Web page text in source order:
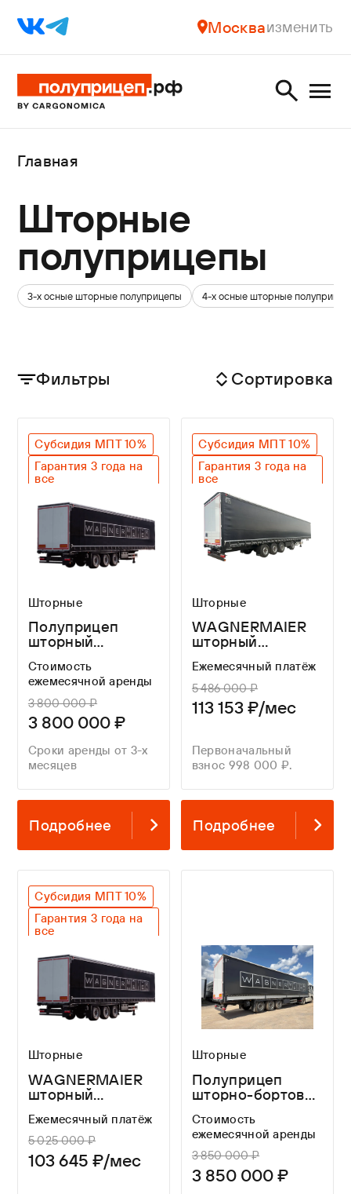
Москваизменить
Главная
Шторные
полуприцепы
3-х осные шторные полуприцепы 4-х осные шторные
Фильтры Сортировка
Субсидия МПТ 10%
Гарантия 3 года на
все
Оригинальный SAF
Легкий вес
Лучшие габариты
Шторные
Полуприцеп
шторный
CRS3 FOR A
LONG TIME
Стоимость
ежемесячной аренды
3 800 000 ₽
3 800 000 ₽
Сроки аренды от 3-х
месяцев
Подробнее
Субсидия МПТ 10%
Гарантия 3 года на
все
Оригинальный SAF
Легкий вес
Лучшие габариты
Шторные
WAGNERMAIER
шторный
16,3 метров
Ежемесячный платёж
5 486 000 ₽
113 153 ₽/мес
Первоначальный
взнос 998 000 ₽.
Подробнее
Субсидия МПТ 10%
Гарантия 3 года на
все
Оригинальный SAF
Легкий вес
Шторные
WAGNERMAIER
шторный
CRS4 16,3 метра
Ежемесячный платёж
5 025 000 ₽
103 645 ₽/мес
Шторные
Полуприцеп
шторно-бортовой
CRS3 FOR A
LONG TIME
Стоимость
ежемесячной аренды
3 850 000 ₽
3 850 000 ₽